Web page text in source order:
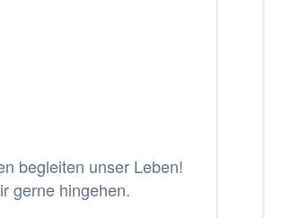
begleiten unser Leben!
gerne hingehen.